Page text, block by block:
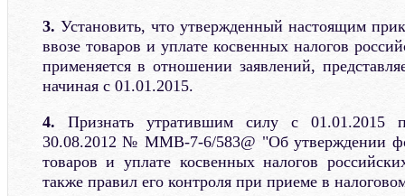
3. Установить, что утвержденный настоящим
ввозе товаров и уплате косвенных налогов
применяется в отношении заявлений,
начиная с 01.01.2015.
4. Признать утратившим силу с
30.08.2012 № ММВ-7-6/583@ "Об утверждении
товаров и уплате косвенных налогов
также правил его контроля при приеме в